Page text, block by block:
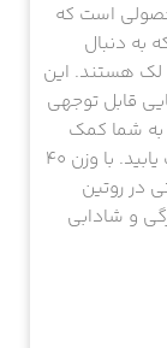
است که
به دنبال
لک هستند. این
قابل توجهی
شما کمک
می‌کند تا به ظاهر جوان‌تر و شاداب‌تری دست یابید. با وزن 40
در روتین
و شادابی